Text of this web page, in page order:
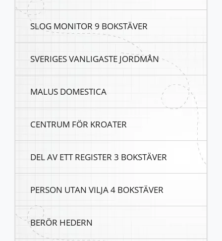
SLOG MONITOR 9 BOKSTÄVER
SVERIGES VANLIGASTE JORDMÅN
MALUS DOMESTICA
CENTRUM FÖR KROATER
DEL AV ETT REGISTER 3 BOKSTÄVER
PERSON UTAN VILJA 4 BOKSTÄVER
BERÖR HEDERN